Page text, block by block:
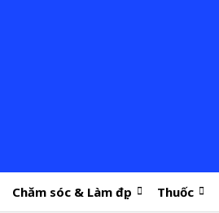
Chăm sóc & Làm đẹp Thuốc